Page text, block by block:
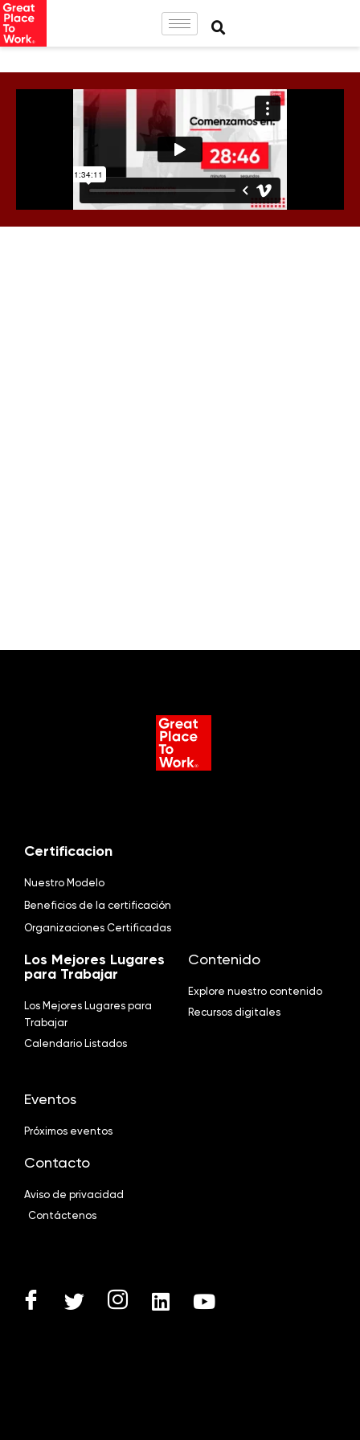
Certificacion
Nuestro Modelo
Beneficios de la certificación
Organizaciones Certificadas
Los Mejores Lugares
para Trabajar
Los Mejores Lugares para
Trabajar
Calendario Listados
Contenido
Explore nuestro contenido
Recursos digitales
Eventos
Próximos eventos
Contacto
Aviso de privacidad
Contáctenos